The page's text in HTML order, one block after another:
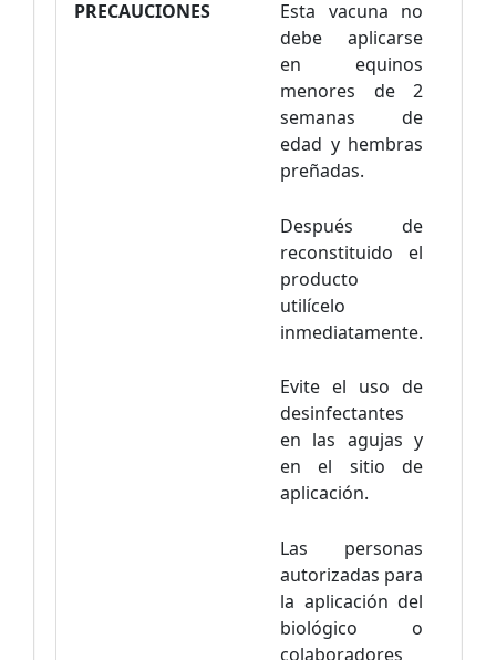
PRECAUCIONES
Esta vacuna no
debe aplicarse
en equinos
menores de 2
semanas de
edad y hembras
preñadas.
Después de
reconstituido el
producto
utilícelo
inmediatamente.
Evite el uso de
desinfectantes
en las agujas y
en el sitio de
aplicación.
Las personas
autorizadas para
la aplicación del
biológico o
colaboradores